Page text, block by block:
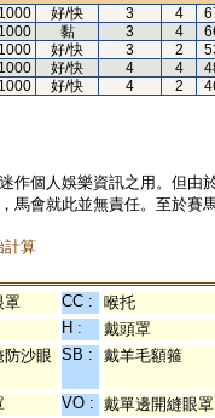
1000 好/快 3 4
1000 黏 3 4
1000 好/快 3 2
1000 好/快 4 4
1000 好/快 4 2
作個人娛樂資訊之用。但
馬會就此並無責任。至於賽
計算
罩 CC :
喉托
H :
戴頭罩
防沙眼 SB : 戴羊毛額箍
VO : 戴單邊開縫眼罩